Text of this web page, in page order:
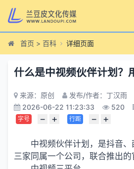
首页 > 百科 详细页面
什么是中视频伙伴计划？
来源：原创
发布/作者：丁汉雨
2026-06-22 11:23:33
520
字号 − + 行距 − +
中视频伙伴计划，是抖音
三家同属一个公司，联合推出的